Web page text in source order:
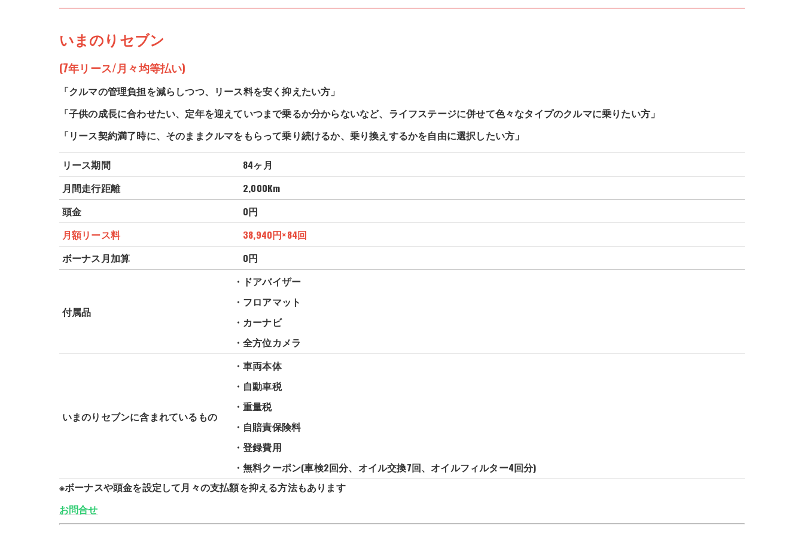
いまのりセブン
(7年リース/月々均等払い)
「クルマの管理負担を減らしつつ、リース料を安く抑えたい方」
「子供の成長に合わせたい、定年を迎えていつまで乗るか分からないなど、ライフステージに併せて色々なタイプのクルマに乗りたい方」
「リース契約満了時に、そのままクルマをもらって乗り続けるか、乗り換えするかを自由に選択したい方」
リース期間
84ヶ月
月間走行距離
2,000Km
頭金
0円
月額リース料
38,940円×84回
ボーナス月加算
0円
付属品
・ドアバイザー
・フロアマット
・カーナビ
・全方位カメラ
いまのりセブンに含まれているもの
・車両本体
・自動車税
・重量税
・自賠責保険料
・登録費用
・無料クーポン(車検2回分、オイル交換7回、オイルフィルター4回分)
※ボーナスや頭金を設定して月々の支払額を抑える方法もあります
お問合せ